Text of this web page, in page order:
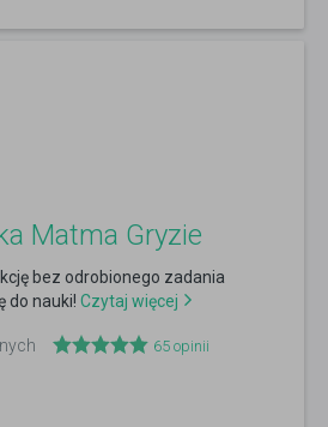
Matma Gryzie
bez odrobionego zadania
do nauki! Czytaj więcej
65 opinii